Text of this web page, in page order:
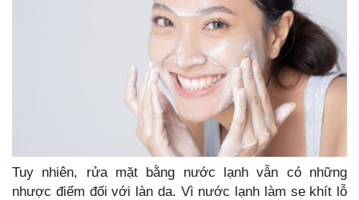
Tuy nhiên, rửa mặt bằng nước lạnh vẫn có những
nhược điểm đối với làn da. Vì nước lạnh làm se khít lỗ